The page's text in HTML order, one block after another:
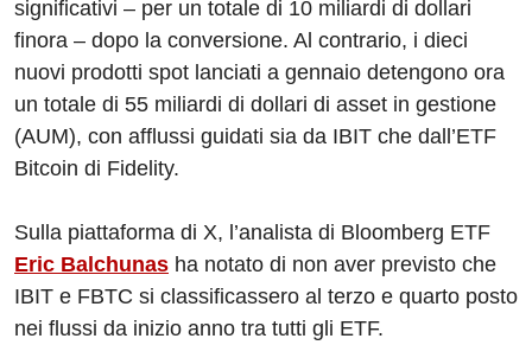
significativi – per un totale di 10 miliardi di dollari
finora – dopo la conversione. Al contrario, i dieci
nuovi prodotti spot lanciati a gennaio detengono ora
un totale di 55 miliardi di dollari di asset in gestione
(AUM), con afflussi guidati sia da IBIT che dall’ETF
Bitcoin di Fidelity.
Sulla piattaforma di X, l’analista di Bloomberg ETF
Eric Balchunas ha notato di non aver previsto che
IBIT e FBTC si classificassero al terzo e quarto posto
nei flussi da inizio anno tra tutti gli ETF.